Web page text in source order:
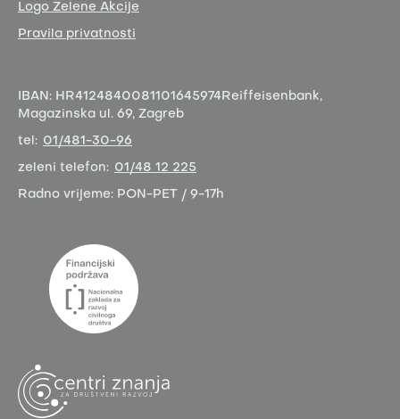
Logo Zelene Akcije
Pravila privatnosti
IBAN: HR4124840081101645974 Reiffeisenbank,
Magazinska ul. 69, Zagreb
tel: 01/481-30-96
zeleni telefon: 01/48 12 225
Radno vrijeme: PON-PET / 9-17h